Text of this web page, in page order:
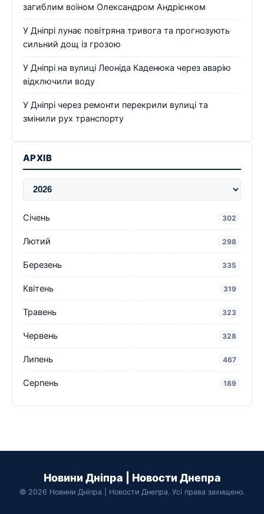
загиблим воїном Олександром Андрієнком
У Дніпрі лунає повітряна тривога та прогнозують
сильний дощ із грозою
У Дніпрі на вулиці Леоніда Каденюка через аварію
відключили воду
У Дніпрі через ремонти перекрили вулиці та
змінили рух транспорту
АРХІВ
Січень 302
Лютий 298
Березень 335
Квітень 319
Травень 323
Червень 328
Липень 467
Серпень 189
Новини Дніпра | Новости Днепра
© 2026 Новини Дніпра | Новости Днепра. Усі права захищено.